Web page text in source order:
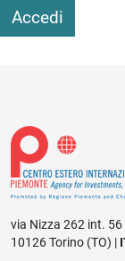
Accedi
via Nizza 262 int.
10126 Torino (TO) |